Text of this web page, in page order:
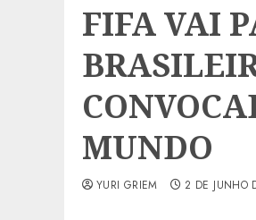
FIFA VAI
MUNDO
YURI GRIEM 2 DE JUNHO